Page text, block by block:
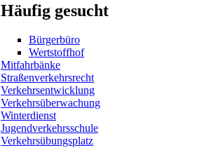
Häufig gesucht
Bürgerbüro
Wertstoffhof
Mitfahrbänke
Straßenverkehrsrecht
Verkehrsentwicklung
Verkehrsüberwachung
Winterdienst
Jugendverkehrsschule
Verkehrsübungsplatz